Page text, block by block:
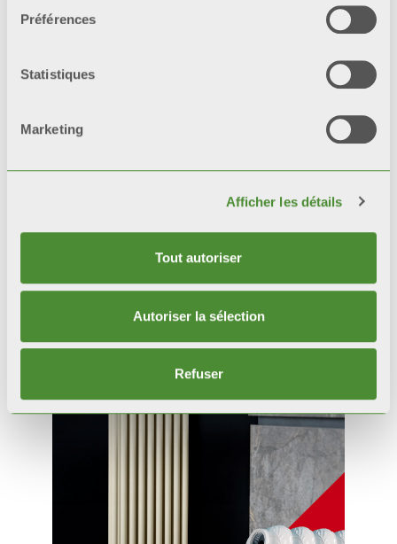
Préférences
Statistiques
Marketing
Afficher les détails
Tout autoriser
Autoriser la sélection
Refuser
Produits
connexes